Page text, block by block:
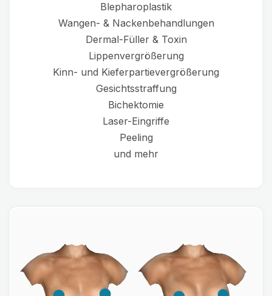
Blepharoplastik
Wangen- & Nackenbehandlungen
Dermal-Füller & Toxin
Lippenvergrößerung
Kinn- und Kieferpartievergrößerung
Gesichtsstraffung
Bichektomie
Laser-Eingriffe
Peeling
und mehr